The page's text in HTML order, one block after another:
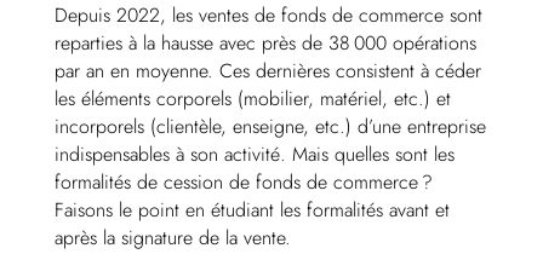
Depuis 2022, les ventes de fonds de commerce sont
reparties à la hausse avec près de 38 000 opérations
par an en moyenne. Ces dernières consistent à céder
les éléments corporels (mobilier, matériel, etc.) et
incorporels (clientèle, enseigne, etc.) d’une entreprise
indispensables à son activité. Mais quelles sont les
formalités de cession de fonds de commerce ?
Faisons le point en étudiant les formalités avant et
après la signature de la vente.